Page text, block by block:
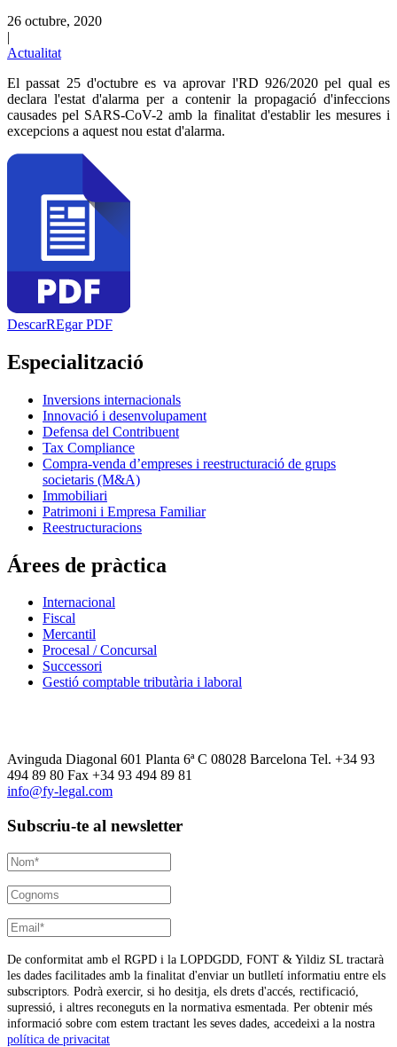
26 octubre, 2020
|
Actualitat
El passat 25 d'octubre es va aprovar l'RD 926/2020 pel qual es
declara l'estat d'alarma per a contenir la propagació d'infeccions
causades pel SARS-CoV-2 amb la finalitat d'establir les mesures i
excepcions a aquest nou estat d'alarma.
DescarREgar PDF
Especialització
Inversions internacionals
Innovació i desenvolupament
Defensa del Contribuent
Tax Compliance
Compra-venda d’empreses i reestructuració de grups
societaris (M&A)
Immobiliari
Patrimoni i Empresa Familiar
Reestructuracions
Árees de pràctica
Internacional
Fiscal
Mercantil
Procesal / Concursal
Successori
Gestió comptable tributària i laboral
Avinguda Diagonal 601 Planta 6ª C 08028 Barcelona Tel. +34 93
494 89 80 Fax +34 93 494 89 81
info@fy-legal.com
Subscriu-te al newsletter
De conformitat amb el RGPD i la LOPDGDD, FONT & Yildiz SL tractarà
les dades facilitades amb la finalitat d'enviar un butlletí informatiu entre els
subscriptors. Podrà exercir, si ho desitja, els drets d'accés, rectificació,
supressió, i altres reconeguts en la normativa esmentada. Per obtenir més
informació sobre com estem tractant les seves dades, accedeixi a la nostra
política de privacitat